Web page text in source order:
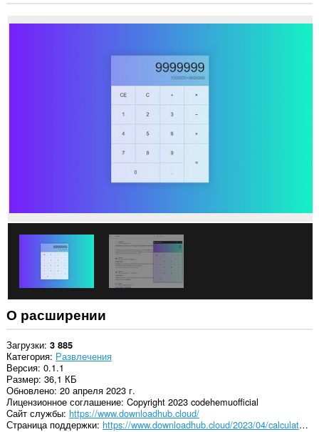
О расширении
Загрузки 3 885
Категория Развлечения
Версия 0.1.1
Размер 36,1 КБ
Обновлено 20 апреля 2023 г.
Лицензионное соглашение Copyright 2023 codehemuofficial
Cайт службы https://www.downloadhub.cloud/
Страница поддержки
https://www.downloadhub.cloud/2023/04/calculator.html